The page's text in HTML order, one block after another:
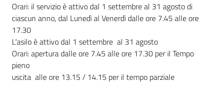
Orari: il servizio è attivo dal 1 settembre al 31 agosto di
ciascun anno, dal Lunedì al Venerdì dalle ore 7.45 alle ore
17.30
L'asilo è attivo dal 1 settembre al 31 agosto
Orari: apertura dalle ore 7.45 alle ore 17.30 per il Tempo
pieno
uscita alle ore 13.15 / 14.15 per il tempo parziale